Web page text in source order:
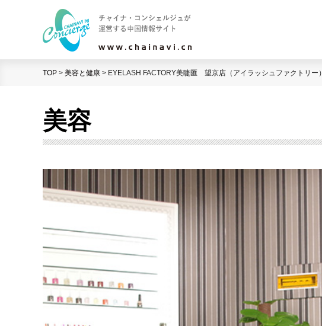
TOP > 美容と健康 > EYELASH FACTORY美睫匯 望京店（アイラッシュファクトリー）
美容